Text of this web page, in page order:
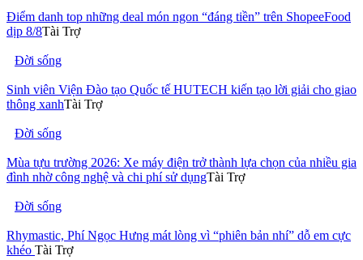
Điểm danh top những deal món ngon “đáng tiền” trên ShopeeFood
dịp 8/8Tài Trợ
Đời sống
Sinh viên Viện Đào tạo Quốc tế HUTECH kiến tạo lời giải cho giao
thông xanhTài Trợ
Đời sống
Mùa tựu trường 2026: Xe máy điện trở thành lựa chọn của nhiều gia
đình nhờ công nghệ và chi phí sử dụngTài Trợ
Đời sống
Rhymastic, Phí Ngọc Hưng mát lòng vì “phiên bản nhí” dỗ em cực
khéo Tài Trợ